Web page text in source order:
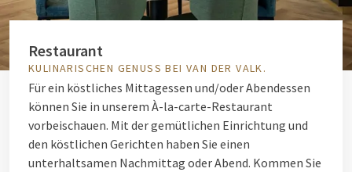
Restaurant
KULINARISCHEN GENUSS BEI VAN DER VALK.
Für ein köstliches Mittagessen und/oder Abendessen
können Sie in unserem À-la-carte-Restaurant
vorbeischauen. Mit der gemütlichen Einrichtung und
den köstlichen Gerichten haben Sie einen
unterhaltsamen Nachmittag oder Abend. Kommen Sie